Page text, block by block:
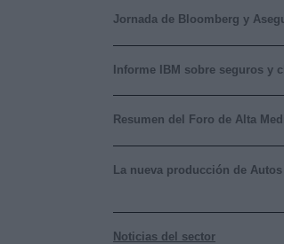
Jornada de Bloomberg y
Informe IBM sobre seguros y
Resumen del Foro de Alta
La nueva producción de
Noticias del sector